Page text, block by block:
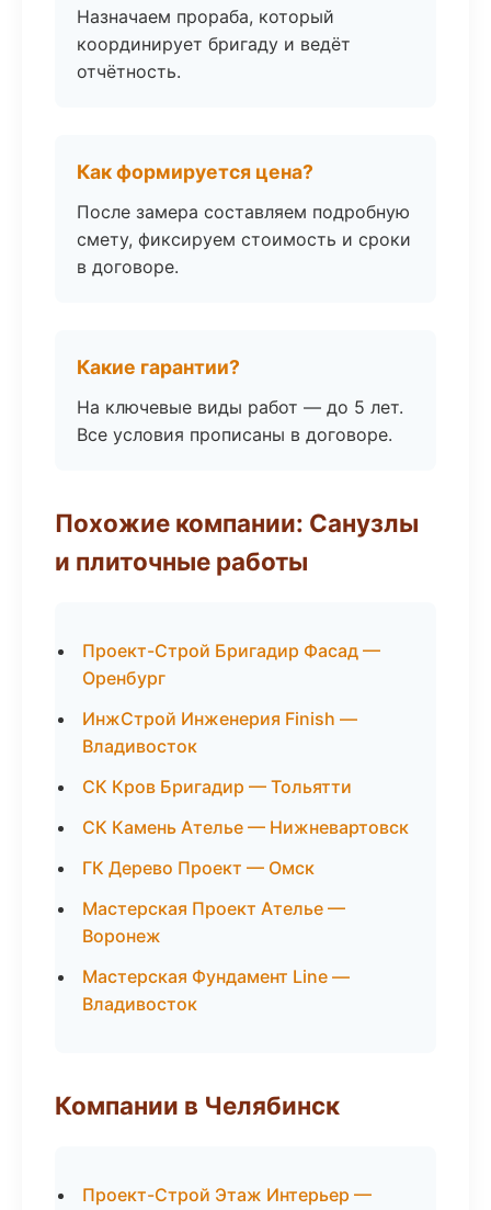
Назначаем прораба, который
координирует бригаду и ведёт
отчётность.
Как формируется цена?
После замера составляем подробную
смету, фиксируем стоимость и сроки
в договоре.
Какие гарантии?
На ключевые виды работ — до 5 лет.
Все условия прописаны в договоре.
Похожие компании: Санузлы
и плиточные работы
Проект-Строй Бригадир Фасад —
Оренбург
ИнжСтрой Инженерия Finish —
Владивосток
СК Кров Бригадир — Тольятти
СК Камень Ателье — Нижневартовск
ГК Дерево Проект — Омск
Мастерская Проект Ателье —
Воронеж
Мастерская Фундамент Line —
Владивосток
Компании в Челябинск
Проект-Строй Этаж Интерьер —